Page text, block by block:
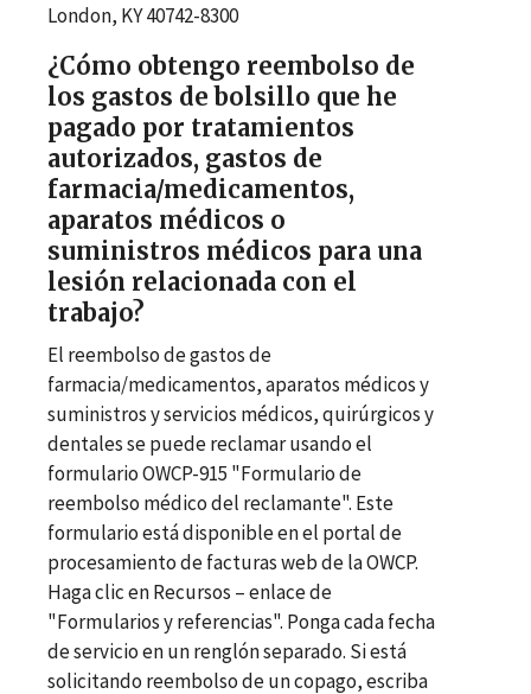
London, KY 40742-8300
¿Cómo obtengo reembolso de
los gastos de bolsillo que he
pagado por tratamientos
autorizados, gastos de
farmacia/medicamentos,
aparatos médicos o
suministros médicos para una
lesión relacionada con el
trabajo?
El reembolso de gastos de
farmacia/medicamentos, aparatos médicos y
suministros y servicios médicos, quirúrgicos y
dentales se puede reclamar usando el
formulario OWCP-915 "Formulario de
reembolso médico del reclamante". Este
formulario está disponible en el portal de
procesamiento de facturas web de la OWCP.
Haga clic en Recursos –enlace de
"Formularios y referencias". Ponga cada fecha
de servicio en un renglón separado. Si está
solicitando reembolso de un copago, escriba